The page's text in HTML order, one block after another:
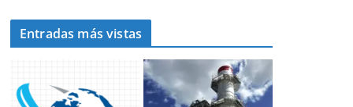
Entradas más vistas